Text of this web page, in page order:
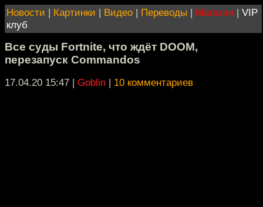
Новости | Картинки | Видео | Переводы | Магазин | VIP
клуб
Все суды Fortnite, что ждёт DOOM,
перезапуск Commandos
17.04.20 15:47 | Goblin | 10 комментариев